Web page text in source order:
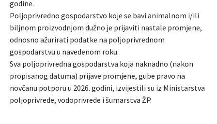
godine.
Poljoprivredno gospodarstvo koje se bavi animalnom i/ili
biljnom proizvodnjom dužno je prijaviti nastale promjene,
odnosno ažurirati podatke na poljoprivrednom
gospodarstvu u navedenom roku.
Sva poljoprivredna gospodarstva koja naknadno (nakon
propisanog datuma) prijave promjene, gube pravo na
novčanu potporu u 2026. godini, izvijestili su iz Ministarstva
poljoprivrede, vodoprivrede i šumarstva ŽP.